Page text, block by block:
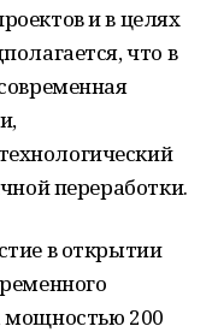
и в целях
что в
переработки.
в открытии
мощностью 200